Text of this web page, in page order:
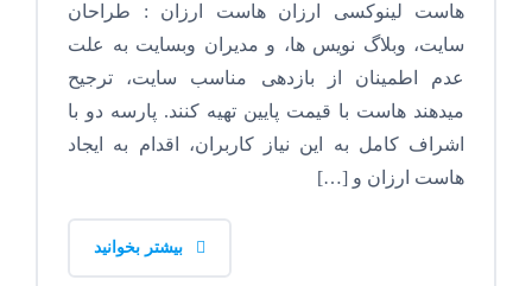
هاست لینوکسی ارزان هاست ارزان : طراحان
سایت، وبلاگ نویس ها، و مدیران وبسایت به علت
عدم اطمینان از بازدهی مناسب سایت، ترجیح
میدهند هاست با قیمت پایین تهیه کنند. پارسه دو با
اشراف کامل به این نیاز کاربران، اقدام به ایجاد
هاست ارزان و […]